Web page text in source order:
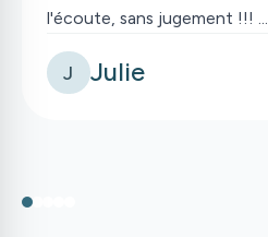
l'écoute, sans jugement !!! ...
J Julie